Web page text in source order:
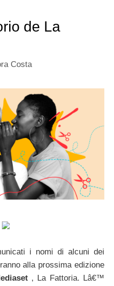
de La
Costa
i nomi di alcuni dei
alla prossima edizione
, La Fattoria. Lâ€™